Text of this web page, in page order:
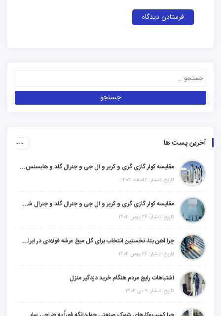
آخرین پست ها
مقایسه کولر گازی گری و کریر و ال جی و جنرال گلد و هایسنس و مدیا و اجنرال
تاریخ انتشار: 2 اسفند 1404
مقایسه کولر گازی گری و کریر و ال جی و جنرال گلد و جنرال شکار و سامسونگ و یونیوا
تاریخ انتشار: 26 بهمن 1404
چرا آهن بتا، نخستین انتخاب برای گل میخ عرشه فولادی در ایران است؟
تاریخ انتشار: 26 بهمن 1404
اشتباهات رایج مردم هنگام خرید دزدگیر منزل
تاریخ انتشار: 9 دی 1404